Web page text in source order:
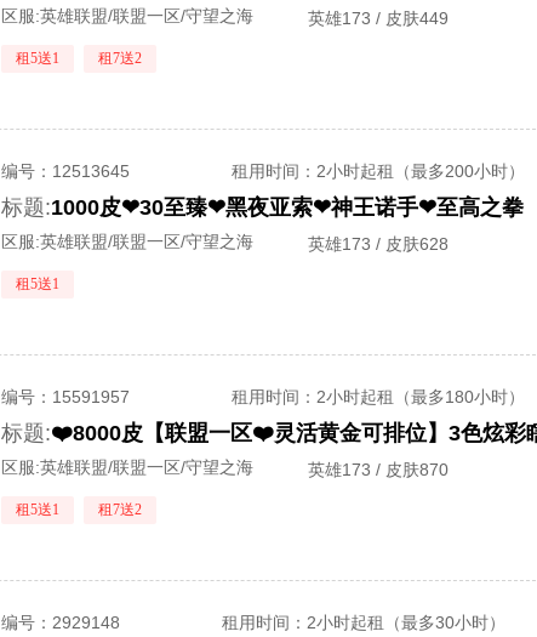
区服:英雄联盟/联盟一区/守望之海 英雄173 / 皮肤449
租5送1 租7送2
编号： 12513645 租用时间 ：2小时起租（最多200小时）
标题:1000皮❤30至臻❤黑夜亚索❤神王诺手❤至高之拳
区服:英雄联盟/联盟一区/守望之海 英雄173 / 皮肤628
租5送1
编号： 15591957 租用时间 ：2小时起租（最多180小时）
标题:
区服:英雄联盟/联盟一区/守望之海 英雄173 / 皮肤870
租5送1 租7送2
编号： 2929148 租用时间 ：2小时起租（最多30小时）